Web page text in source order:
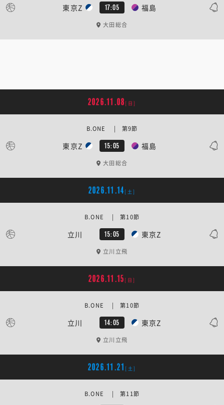
東京Z 17:05 福島
大田総合
2026.11.08 [日]
東京Z 15:05 福島
B.ONE | 第9節
大田総合
2026.11.14 [土]
立川 15:05 東京Z
B.ONE | 第10節
立川立飛
2026.11.15 [日]
立川 14:05 東京Z
B.ONE | 第10節
立川立飛
2026.11.21 [土]
B.ONE | 第11節